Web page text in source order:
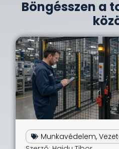
Böngésszen a
Munkavédelem,